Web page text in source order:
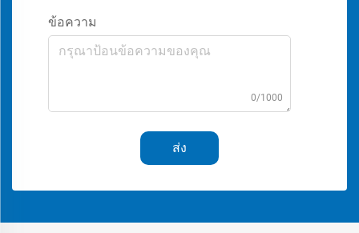
ข้อความ
0/1000
ส่ง